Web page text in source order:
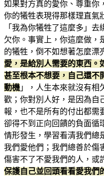
如果對方真的愛你、尊重你
你的犧牲表現得那樣理直氣
「我為你犧牲了這麼多」
欠你。事實上，你這麼做，
的犧牲，倒不如想著怎麼漂
愛，是給別人需要的東西。
甚至根本不想要，自己還不
動機 」，人生本來就沒有相
歡；你對別人好，是因為自
報，也不是所有的付出都需
卻得不到正向回饋的負面循
情形發生，學習看清我們總
我們愛他們；我們總善於傷
傷害不了不愛我們的人，或
保護自己並回頭看看愛我們